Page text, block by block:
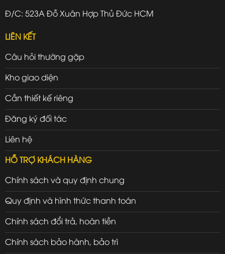
Đ/C: 523A Đỗ Xuân Hợp Thủ Đức HCM
LIÊN KẾT
Câu hỏi thường gặp
Kho giao diện
Cần thiết kế riêng
Đăng ký đối tác
Liên hệ
HỖ TRỢ KHÁCH HÀNG
Chính sách và quy định chung
Quy định và hình thức thanh toán
Chính sách đổi trả, hoàn tiền
Chính sách bảo hành, bảo trì